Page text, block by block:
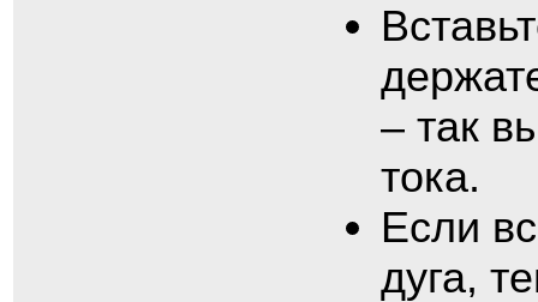
– так
тока.
Если
дуга,